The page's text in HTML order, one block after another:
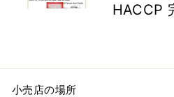
HACCP
小売店の場所